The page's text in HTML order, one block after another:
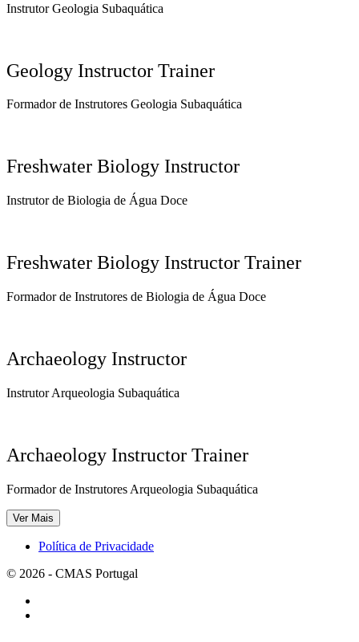
Instrutor Geologia Subaquática
Geology Instructor Trainer
Formador de Instrutores Geologia Subaquática
Freshwater Biology Instructor
Instrutor de Biologia de Água Doce
Freshwater Biology Instructor Trainer
Formador de Instrutores de Biologia de Água Doce
Archaeology Instructor
Instrutor Arqueologia Subaquática
Archaeology Instructor Trainer
Formador de Instrutores Arqueologia Subaquática
Ver Mais
Política de Privacidade
© 2026 - CMAS Portugal